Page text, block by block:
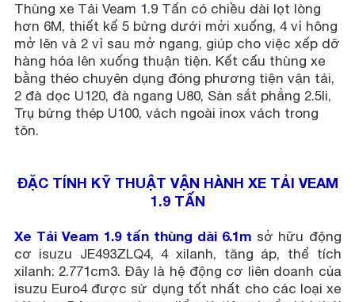
Thùng xe Tải Veam 1.9 Tấn có chiều dài lọt lòng
hơn 6M, thiết kế 5 bửng dưới mởi xuống, 4 vỉ hông
mở lên và 2 vỉ sau mở ngang, giúp cho việc xếp dỡ
hàng hóa lên xuống thuận tiện. Kết cấu thùng xe
bằng théo chuyên dụng đóng phương tiện vận tải,
2 đà dọc U120, đà ngang U80, Sàn sắt phẳng 2.5li,
Trụ bửng thép U100, vách ngoài inox vách trong
tôn.
ĐẶC TÍNH KỸ THUẬT VẬN HÀNH XE TẢI VEAM
1.9 TẤN
Xe Tải Veam 1.9 tấn thùng dài 6.1m sở hữu động
cơ isuzu JE493ZLQ4, 4 xilanh, tăng áp, thể tích
xilanh: 2.771cm3. Đây là hệ động cơ liên doanh của
isuzu Euro4 được sử dụng tốt nhất cho các loại xe